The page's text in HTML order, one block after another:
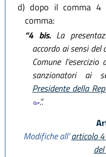
d) dopo il comma 4
comma:
“4 bis.La
accordo ai sensi del
Comune
sanzionatori ai
Presidente della
.”.
Modifiche all’articolo